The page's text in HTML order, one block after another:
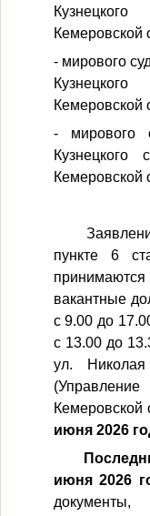
Кемеровской
- мирового
Кемеровской
- мирового
Кузнецкого
Кемеровской
пункте 6
вакантные
с 9.00 до
с 13.00 до
ул.
Кемеровской
июня 2026
июня 2026
документы,